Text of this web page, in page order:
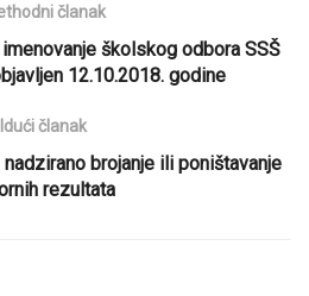
članak
školskog odbora SSŠ
12.10.2018. godine
Idući članak
brojanje ili poništavanje
rezultata